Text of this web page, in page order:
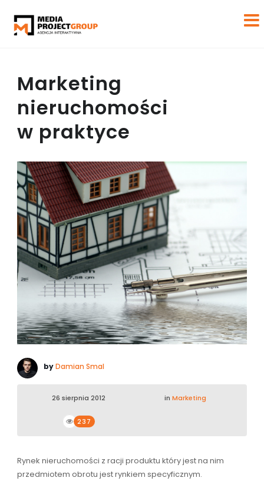
Marketing
nieruchomości
w praktyce
byDamian Smal
26 sierpnia 2012 in Marketing
237
Rynek nieruchomości z racji produktu który jest na nim
przedmiotem obrotu jest rynkiem specyficznym.